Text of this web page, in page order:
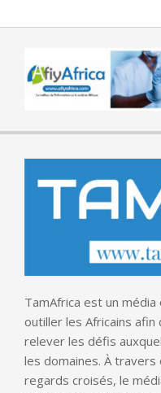
TamAfrica est un
outiller les Africains
relever les défis
les domaines. À
regards croisés, le